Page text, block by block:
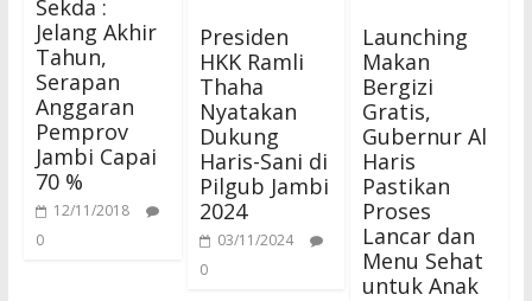
Sekda :
Jelang Akhir
Tahun,
Serapan
Anggaran
Pemprov
Jambi Capai
70 %
12/11/2018
0
Presiden
HKK Ramli
Thaha
Nyatakan
Dukung
Haris-Sani di
Pilgub Jambi
2024
03/11/2024
0
Launching
Makan
Bergizi
Gratis,
Gubernur Al
Haris
Pastikan
Proses
Lancar dan
Menu Sehat
untuk Anak